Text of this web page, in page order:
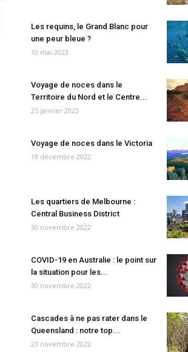
Les requins, le Grand Blanc pour
une peur bleue ?
10 mai 2023
Voyage de noces dans le
Territoire du Nord et le Centre...
25 janvier 2023
Voyage de noces dans le Victoria
19 décembre 2022
Les quartiers de Melbourne :
Central Business District
30 novembre 2022
COVID-19 en Australie : le point sur
la situation pour les...
30 novembre 2022
Cascades à ne pas rater dans le
Queensland : notre top...
23 novembre 2022